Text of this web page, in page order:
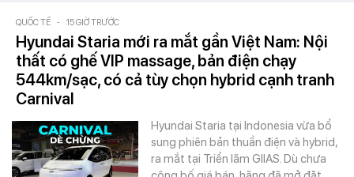
QUỐC TẾ - 15 GIỜ TRƯỚC
Hyundai Staria mới ra mắt gần Việt Nam: Nội
thất có ghế VIP massage, bản điện chạy
544km/sạc, có cả tùy chọn hybrid cạnh tranh
Carnival
Hyundai Staria tại Indonesia vừa bổ
sung phiên bản thuần điện và hybrid,
ra mắt tại Triển lãm GIIAS. Dù chưa